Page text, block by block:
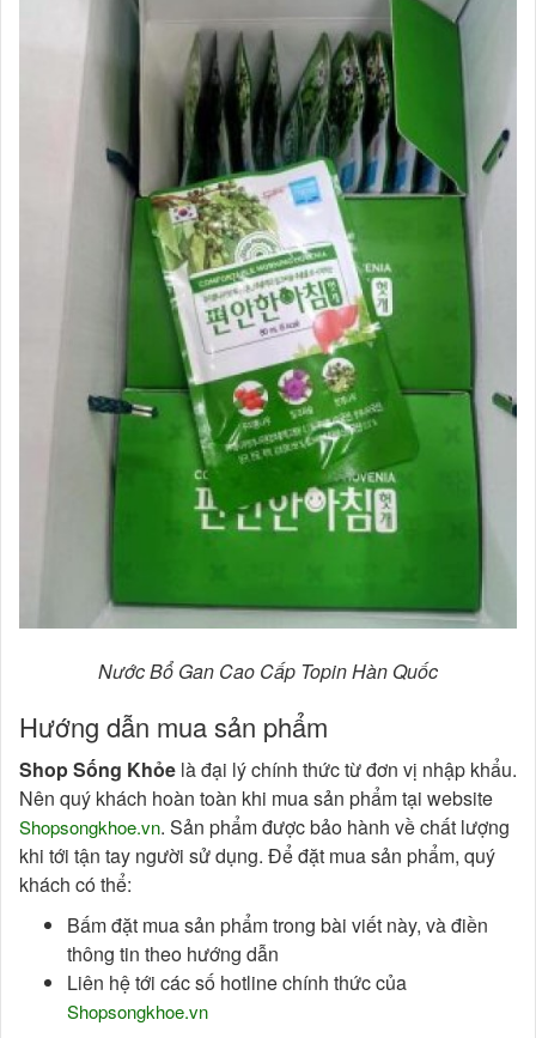
Nước Bổ Gan Cao Cấp Topin Hàn Quốc
Hướng dẫn mua sản phẩm
Shop Sống Khỏe là đại lý chính thức từ đơn vị nhập khẩu.
Nên quý khách hoàn toàn khi mua sản phẩm tại website
Shopsongkhoe.vn. Sản phẩm được bảo hành về chất lượng
khi tới tận tay người sử dụng. Để đặt mua sản phẩm, quý
khách có thể:
Bấm đặt mua sản phẩm trong bài viết này, và điền
thông tin theo hướng dẫn
Liên hệ tới các số hotline chính thức của
Shopsongkhoe.vn